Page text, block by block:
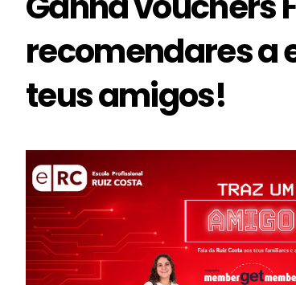
recomendares a
teus amigos!